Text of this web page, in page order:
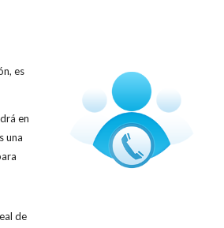
es
en
una
de